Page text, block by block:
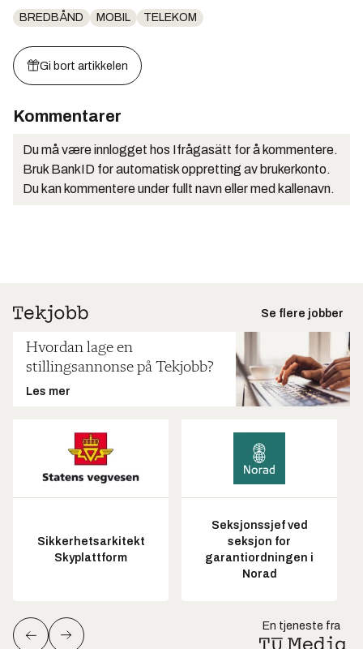
BREDBÅND MOBIL TELEKOM
Gi bort artikkelen
Kommentarer
Du må være innlogget hos Ifrågasätt for å kommentere.
Bruk BankID for automatisk oppretting av brukerkonto.
Du kan kommentere under fullt navn eller med kallenavn.
Se flere jobber
Hvordan lage en
stillingsannonse på Tekjobb?
Les mer
Sikkerhetsarkitekt
Skyplattform
Seksjonssjef ved
seksjon for
garantiordningen i
Norad
En tjeneste fra